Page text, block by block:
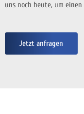
uns noch heute, um
Jetzt anfragen